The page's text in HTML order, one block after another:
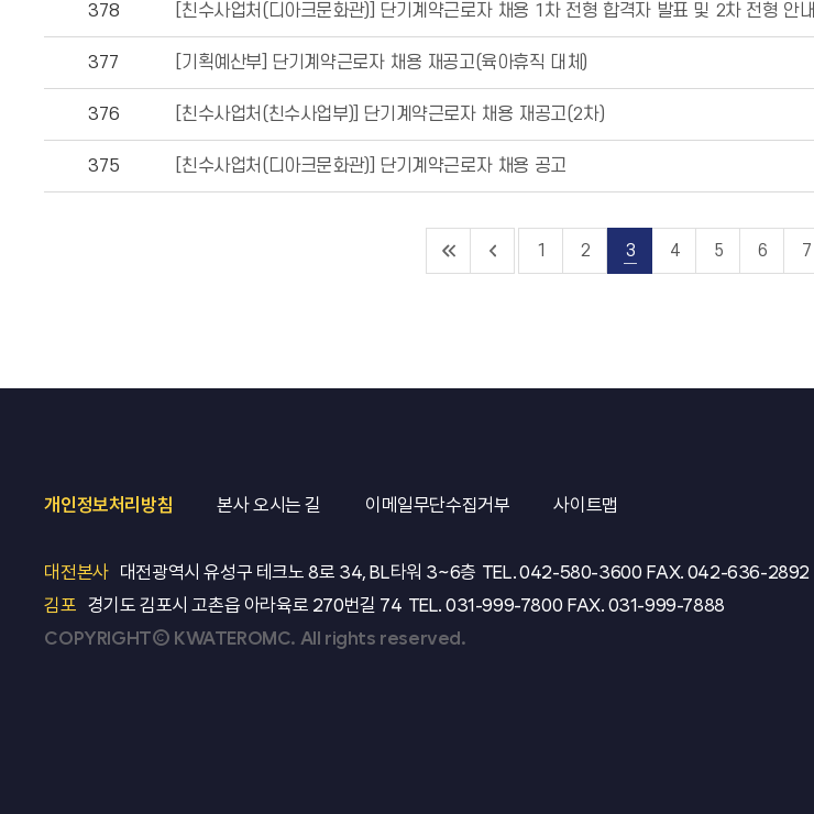
378 [친수사업처(디아크문화관)] 단기계약근로자 채용 1차 전형 합격자 발표 및 2차 전형 안내
377 [기획예산부] 단기계약근로자 채용 재공고(육아휴직 대체)
376 [친수사업처(친수사업부)] 단기계약근로자 채용 재공고(2차)
375 [친수사업처(디아크문화관)] 단기계약근로자 채용 공고
1 2 3 4 5 6 7
개인정보처리방침 본사 오시는 길 이메일무단수집거부 사이트맵
대전본사 대전광역시 유성구 테크노 8로 34, BL타워 3~6층 TEL.042-580-3600 FAX. 042-636-2892
김포 경기도 김포시 고촌읍 아라육로 270번길 74 TEL. 031-999-7800 FAX. 031-999-7888
COPYRIGHT© KWATEROMC. All rights reserved.